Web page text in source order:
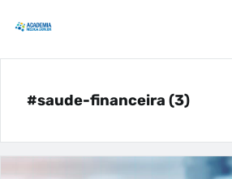
#saude-financeira (3)